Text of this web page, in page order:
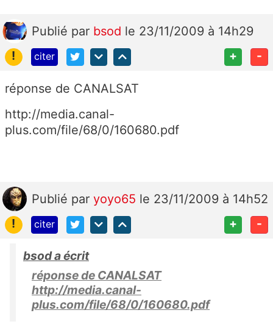
Publié par bsod le 23/11/2009 à 14h29
!
citer + -
réponse de CANALSAT
http://media.canal-
plus.com/file/68/0/160680.pdf
Publié par yoyo65 le 23/11/2009 à 14h52
!
citer + -
bsod a écrit
réponse de CANALSAT
http://media.canal-
plus.com/file/68/0/160680.pdf